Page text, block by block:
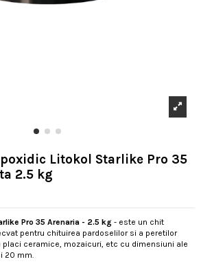
Litokol Starlike Pro 35
2.5 kg
Pro 35 Arenaria - 2.5 kg - este un chit
pentru chituirea pardoselilor si a peretilor
ceramice, mozaicuri, etc cu dimensiuni ale
20 mm.